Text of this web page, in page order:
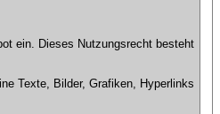
ein. Dieses Nutzungsrecht besteht
Texte, Bilder, Grafiken, Hyperlinks